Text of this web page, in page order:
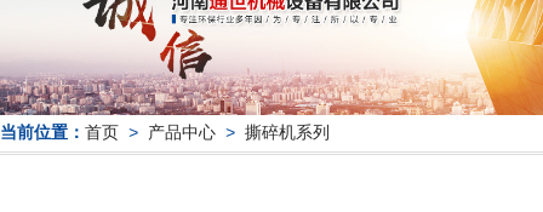
当前位置： 首页 > 产品中心 > 撕碎机系列